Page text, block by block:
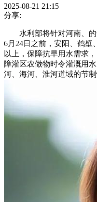
2025-08-21 21:15
分享:
水利部将针对河南、的
6月24日之前，安阳、鹤壁
以上，保障抗旱用水需求
障灌区农做物时令灌溉用
河、海河、淮河道域的节